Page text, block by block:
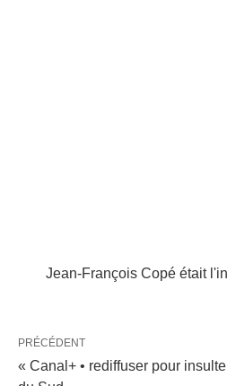
Jean-François Copé était
PRÉCÉDENT
« Canal+ • rediffuser pour